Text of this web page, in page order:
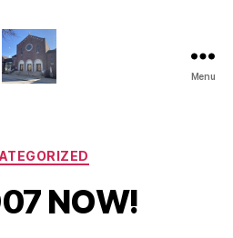
Parish
Menu
Categories
NOW!